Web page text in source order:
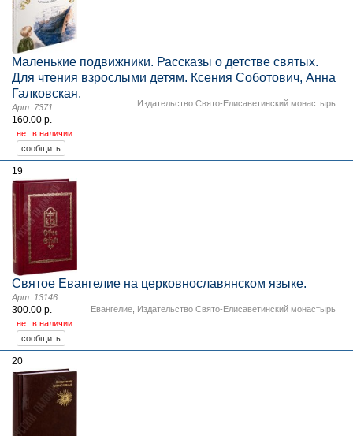
Маленькие подвижники. Рассказы о детстве святых.
Для чтения взрослыми детям. Ксения Соботович, Анна
Галковская.
Издательство Свято-Елисаветинский монастырь
Арт. 7371
160.00 р.
нет в наличии
19
Святое Евангелие на церковнославянском языке.
Евангелие Издательство Свято-Елисаветинский монастырь
Арт. 13146
300.00 р.
нет в наличии
20